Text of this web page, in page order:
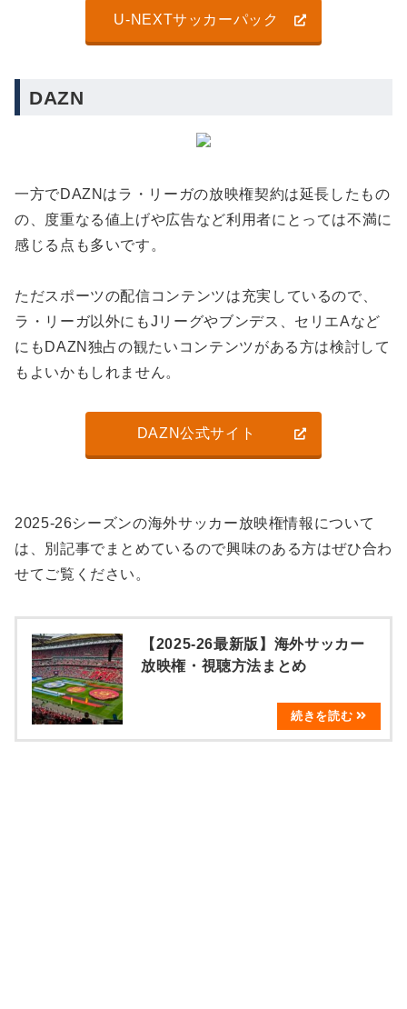
U-NEXTサッカーパック
DAZN
一方でDAZNはラ・リーガの放映権契約は延長したもの
の、度重なる値上げや広告など利用者にとっては不満に
感じる点も多いです。
ただスポーツの配信コンテンツは充実しているので、
ラ・リーガ以外にもJリーグやブンデス、セリエAなど
にもDAZN独占の観たいコンテンツがある方は検討して
もよいかもしれません。
DAZN公式サイト
2025-26シーズンの海外サッカー放映権情報について
は、別記事でまとめているので興味のある方はぜひ合わ
せてご覧ください。
【2025-26最新版】海外サッカー
放映権・視聴方法まとめ